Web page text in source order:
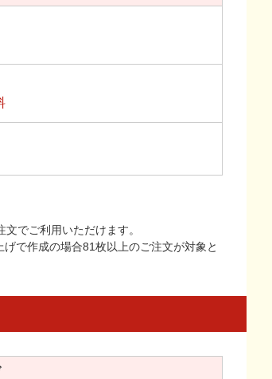
でご利用いただけます。
で作成の場合81枚以上のご注文が対象と